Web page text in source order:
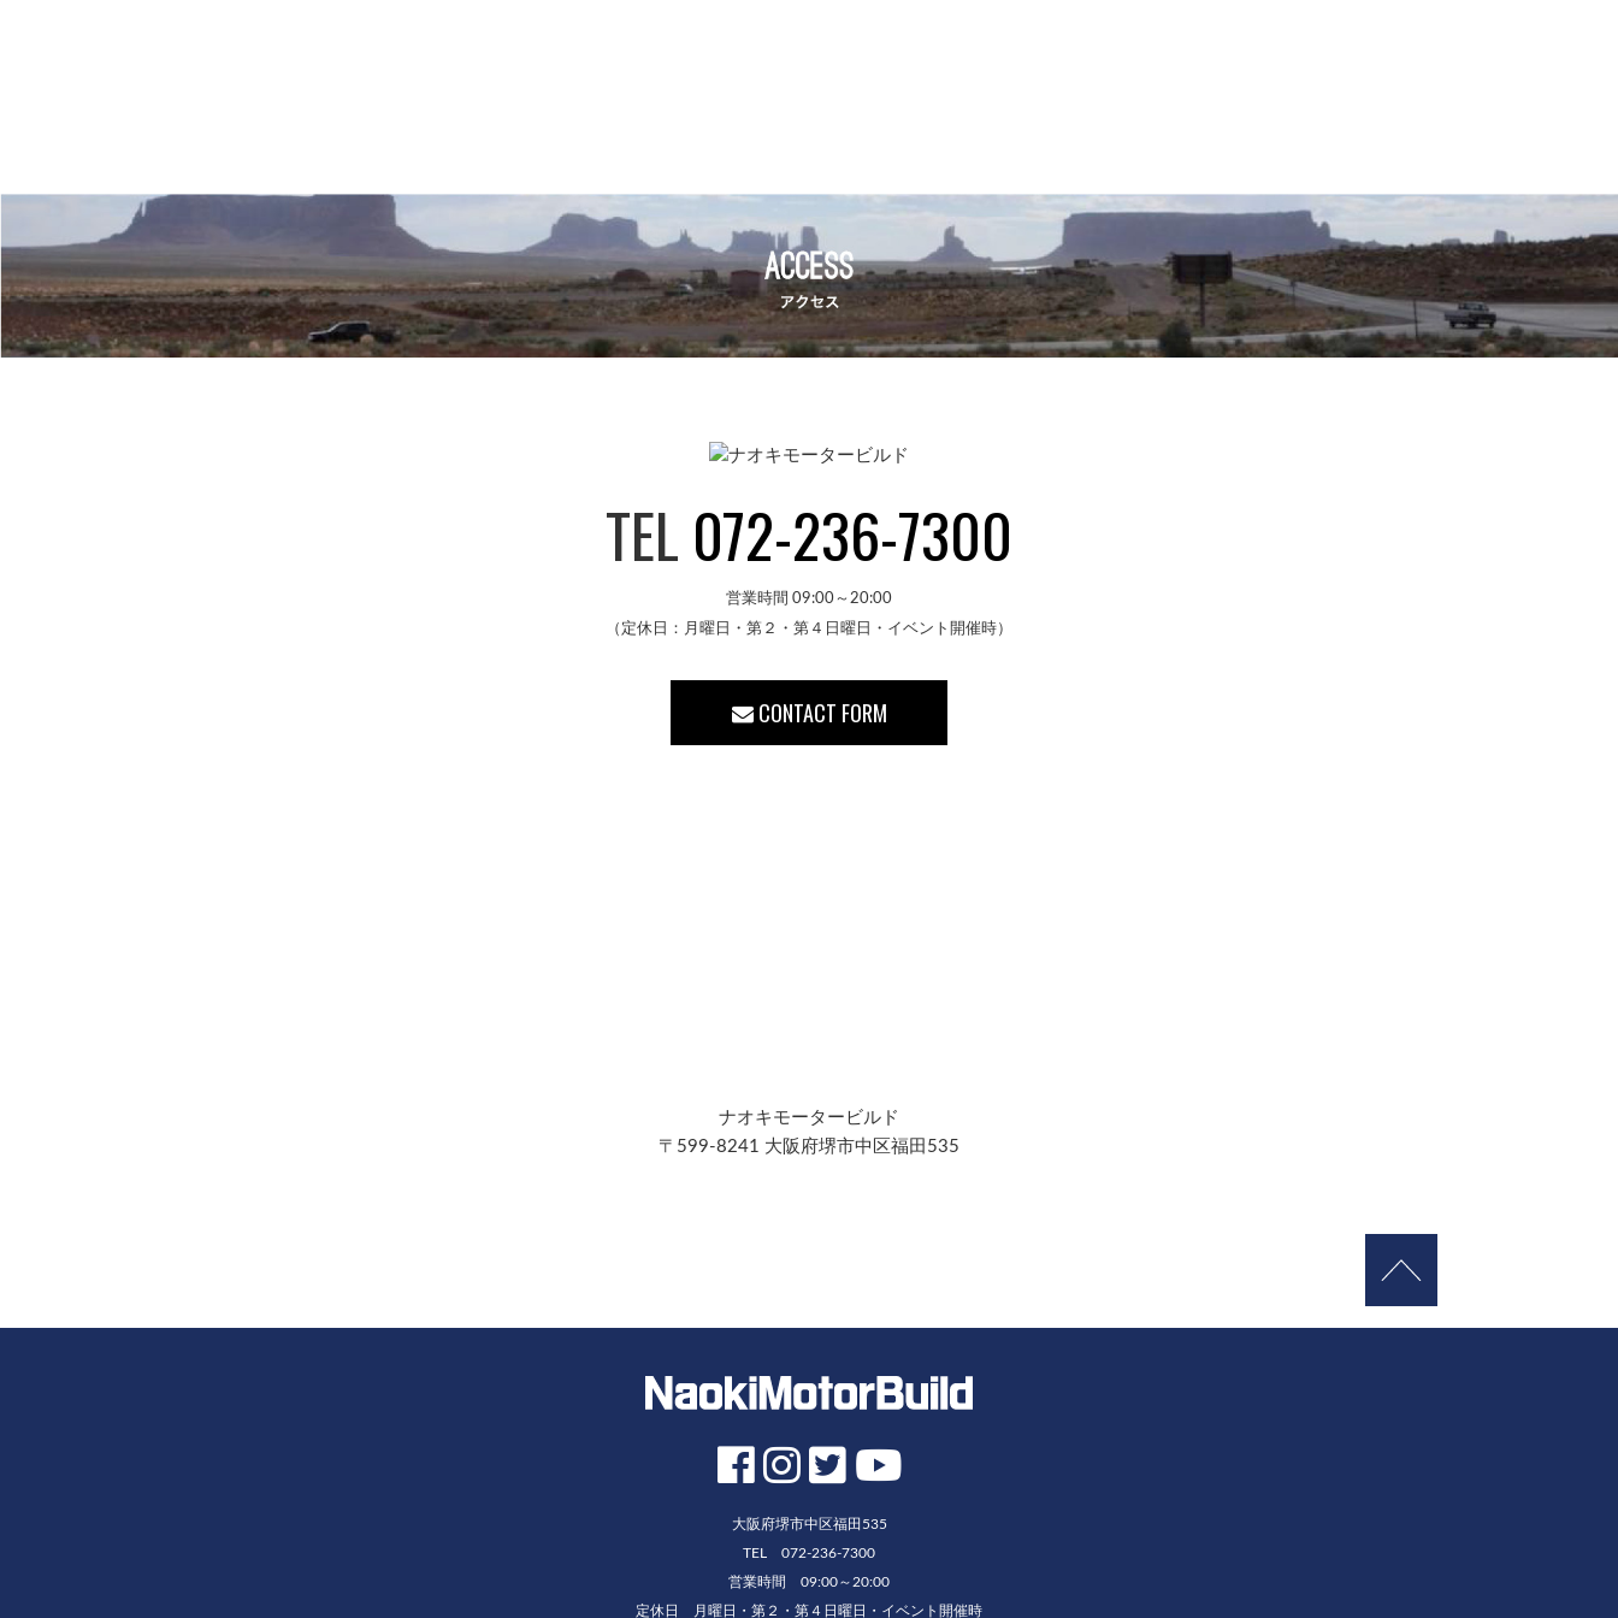
TEL 072-236-7300
営業時間 09:00～20:00
（定休日：月曜日・第２・第４日曜日・イベント開催時）
CONTACT FORM
ナオキモータービルド
〒599-8241 大阪府堺市中区福田535
大阪府堺市中区福田535
TEL 072-236-7300
営業時間 09:00～20:00
定休日 月曜日・第２・第４日曜日・イベント開催時